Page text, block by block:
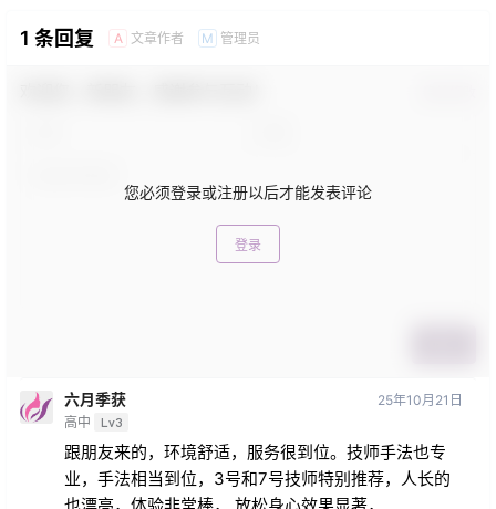
1 条回复 A 文章作者 M 管理员
您必须登录或注册以后才能发表评论
登录
六月季获
高中 Lv3
25年10月21日
跟朋友来的，环境舒适，服务很到位。技师手法也专
业，手法相当到位，3号和7号技师特别推荐，人长的